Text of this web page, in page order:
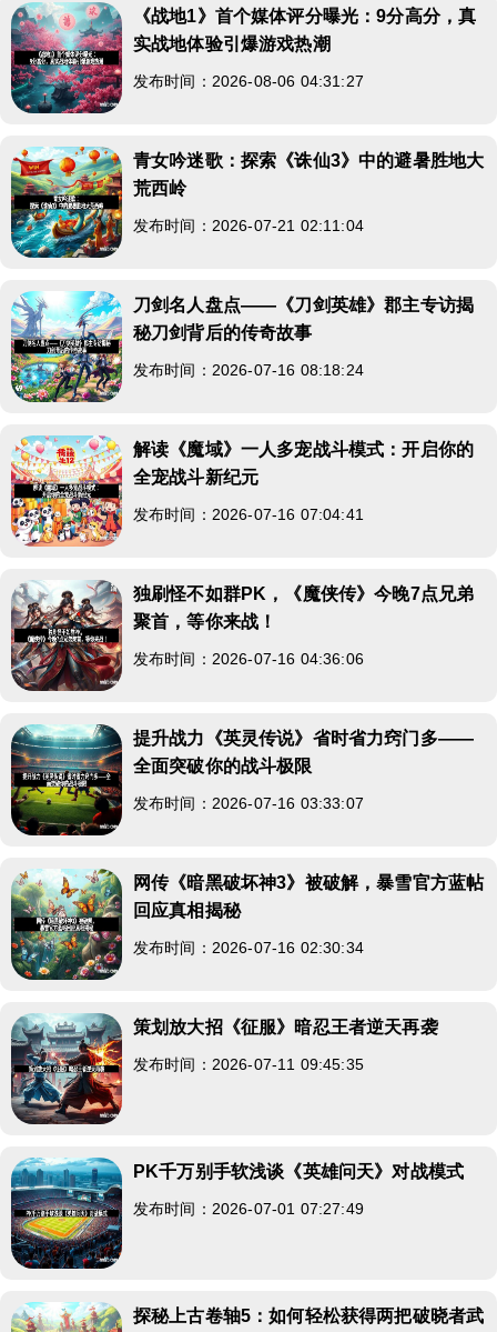
《战地1》首个媒体评分曝光：9分高分，真
实战地体验引爆游戏热潮
发布时间：2026-08-06 04:31:27
青女吟迷歌：探索《诛仙3》中的避暑胜地大
荒西岭
发布时间：2026-07-21 02:11:04
刀剑名人盘点——《刀剑英雄》郡主专访揭
秘刀剑背后的传奇故事
发布时间：2026-07-16 08:18:24
解读《魔域》一人多宠战斗模式：开启你的
全宠战斗新纪元
发布时间：2026-07-16 07:04:41
独刷怪不如群PK，《魔侠传》今晚7点兄弟
聚首，等你来战！
发布时间：2026-07-16 04:36:06
提升战力《英灵传说》省时省力窍门多——
全面突破你的战斗极限
发布时间：2026-07-16 03:33:07
网传《暗黑破坏神3》被破解，暴雪官方蓝帖
回应真相揭秘
发布时间：2026-07-16 02:30:34
策划放大招《征服》暗忍王者逆天再袭
发布时间：2026-07-11 09:45:35
PK千万别手软浅谈《英雄问天》对战模式
发布时间：2026-07-01 07:27:49
探秘上古卷轴5：如何轻松获得两把破晓者武